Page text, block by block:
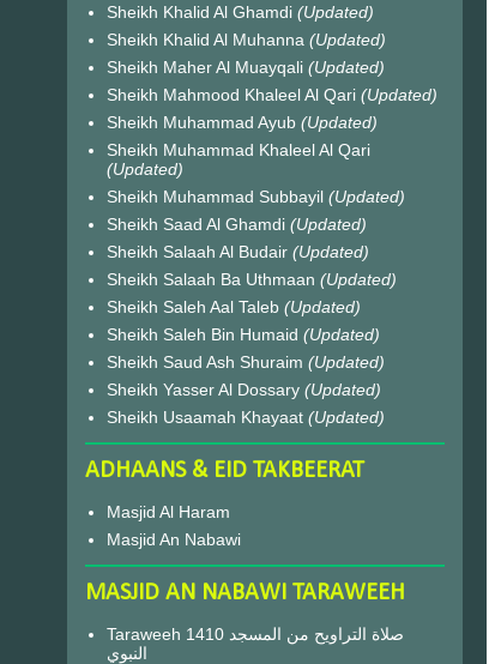
Sheikh Khalid Al Ghamdi (Updated)
Sheikh Khalid Al Muhanna (Updated)
Sheikh Maher Al Muayqali (Updated)
Sheikh Mahmood Khaleel Al Qari (Updated)
Sheikh Muhammad Ayub (Updated)
Sheikh Muhammad Khaleel Al Qari
(Updated)
Sheikh Muhammad Subbayil (Updated)
Sheikh Saad Al Ghamdi (Updated)
Sheikh Salaah Al Budair (Updated)
Sheikh Salaah Ba Uthmaan (Updated)
Sheikh Saleh Aal Taleb (Updated)
Sheikh Saleh Bin Humaid (Updated)
Sheikh Saud Ash Shuraim (Updated)
Sheikh Yasser Al Dossary (Updated)
Sheikh Usaamah Khayaat (Updated)
ADHAANS & EID TAKBEERAT
Masjid Al Haram
Masjid An Nabawi
MASJID AN NABAWI TARAWEEH
Taraweeh 1410 صلاة التراويح من المسجد
النبوي